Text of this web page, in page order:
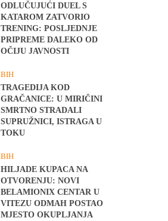
ODLUČUJUĆI DUEL S
KATAROM ZATVORIO
TRENING: POSLJEDNJE
PRIPREME DALEKO OD
OČIJU JAVNOSTI
BIH
TRAGEDIJA KOD
GRAČANICE: U MIRIČINI
SMRTNO STRADALI
SUPRUŽNICI, ISTRAGA U
TOKU
BIH
HILJADE KUPACA NA
OTVORENJU: NOVI
BELAMIONIX CENTAR U
VITEZU ODMAH POSTAO
MJESTO OKUPLJANJA